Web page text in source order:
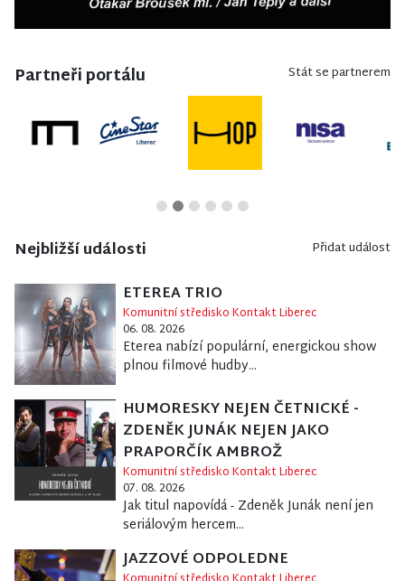
Partneři portálu Stát se partnerem
Nejbližší události Přidat událost
ETEREA TRIO
Komunitní středisko Kontakt Liberec
06. 08. 2026
Eterea nabízí populární, energickou show
plnou filmové hudby...
HUMORESKY NEJEN ČETNICKÉ -
ZDENĚK JUNÁK NEJEN JAKO
PRAPORČÍK AMBROŽ
Komunitní středisko Kontakt Liberec
07. 08. 2026
Jak titul napovídá - Zdeněk Junák není jen
seriálovým hercem...
JAZZOVÉ ODPOLEDNE